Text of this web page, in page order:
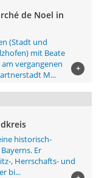
de Noel in
(Stadt und
mit Beate
vergangenen
M...
+
historisch-
Er
, Herrschafts- und
bi...